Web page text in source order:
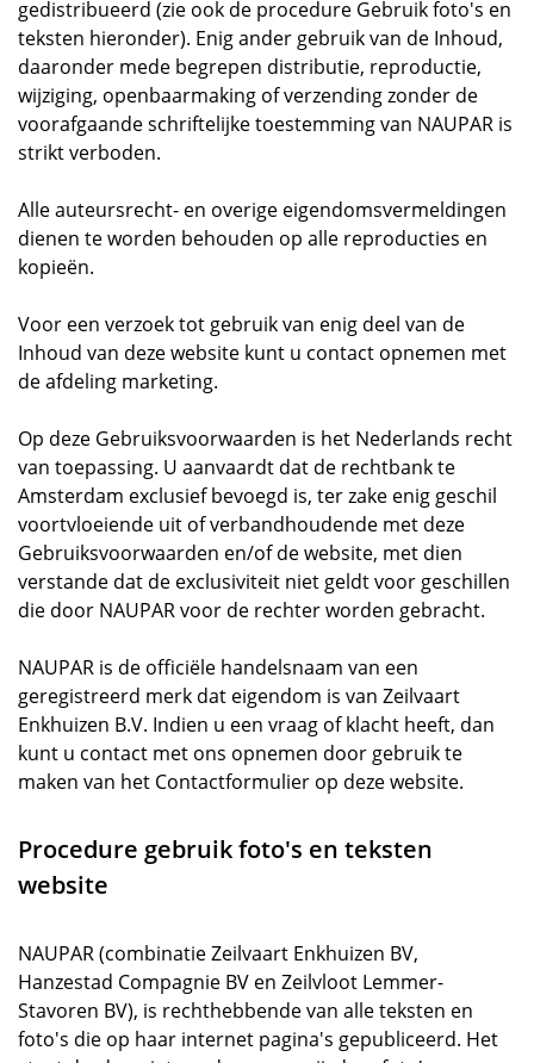
gedistribueerd (zie ook de procedure Gebruik foto's en
teksten hieronder). Enig ander gebruik van de Inhoud,
daaronder mede begrepen distributie, reproductie,
wijziging, openbaarmaking of verzending zonder de
voorafgaande schriftelijke toestemming van NAUPAR is
strikt verboden.
Alle auteursrecht- en overige eigendomsvermeldingen
dienen te worden behouden op alle reproducties en
kopieën.
Voor een verzoek tot gebruik van enig deel van de
Inhoud van deze website kunt u contact opnemen met
de afdeling marketing.
Op deze Gebruiksvoorwaarden is het Nederlands recht
van toepassing. U aanvaardt dat de rechtbank te
Amsterdam exclusief bevoegd is, ter zake enig geschil
voortvloeiende uit of verbandhoudende met deze
Gebruiksvoorwaarden en/of de website, met dien
verstande dat de exclusiviteit niet geldt voor geschillen
die door NAUPAR voor de rechter worden gebracht.
NAUPAR is de officiële handelsnaam van een
geregistreerd merk dat eigendom is van Zeilvaart
Enkhuizen B.V. Indien u een vraag of klacht heeft, dan
kunt u contact met ons opnemen door gebruik te
maken van het Contactformulier op deze website.
Procedure gebruik foto's en teksten
website
NAUPAR (combinatie Zeilvaart Enkhuizen BV,
Hanzestad Compagnie BV en Zeilvloot Lemmer-
Stavoren BV), is rechthebbende van alle teksten en
foto's die op haar internet pagina's gepubliceerd. Het